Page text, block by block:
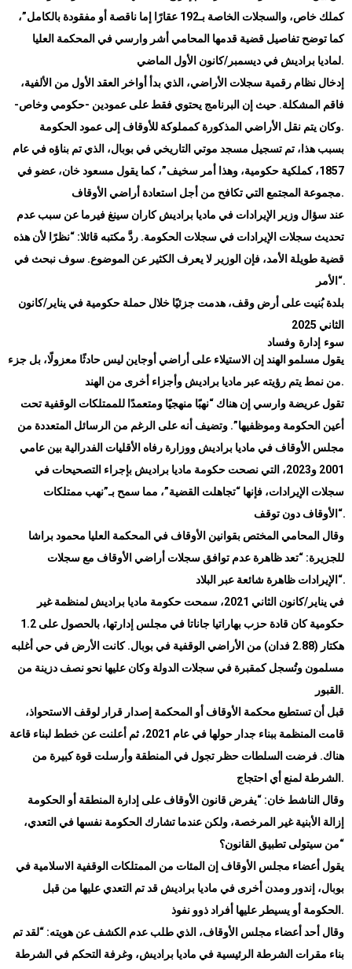
كملك خاص، والسجلات الخاصة بـ192 عقارًا إما ناقصة أو مفقودة بالكامل”،
كما توضح تفاصيل قضية قدمها المحامي أشر وارسي في المحكمة العليا
لماديا براديش في ديسمبر/كانون الأول الماضي.
إدخال نظام رقمية سجلات الأراضي، الذي بدأ أواخر العقد الأول من الألفية،
فاقم المشكلة. حيث إن البرنامج يحتوي فقط على عمودين -حكومي وخاص-
وكان يتم نقل الأراضي المذكورة كمملوكة للأوقاف إلى عمود الحكومة.
بسبب هذا، تم تسجيل مسجد موتي التاريخي في بوبال، الذي تم بناؤه في عام
1857، كملكية حكومية، وهذا أمر سخيف”، كما يقول مسعود خان، عضو في
مجموعة المجتمع التي تكافح من أجل استعادة أراضي الأوقاف.
عند سؤال وزير الإيرادات في ماديا براديش كاران سينغ فيرما عن سبب عدم
تحديث سجلات الإيرادات في سجلات الحكومة. ردَّ مكتبه قائلا: “نظرًا لأن هذه
قضية طويلة الأمد، فإن الوزير لا يعرف الكثير عن الموضوع. سوف نبحث في
الأمر “.
بلدة بُنيت على أرض وقف، هدمت جزئيًا خلال حملة حكومية في يناير/كانون
الثاني 2025
سوء إدارة وفساد
يقول مسلمو الهند إن الاستيلاء على أراضي أوجاين ليس حادثًا معزولًا، بل جزء
من نمط يتم رؤيته عبر ماديا براديش وأجزاء أخرى من الهند.
تقول عريضة وارسي إن هناك “نهبًا منهجيًا ومتعمدًا للممتلكات الوقفية تحت
أعين الحكومة وموظفيها”. وتضيف أنه على الرغم من الرسائل المتعددة من
مجلس الأوقاف في ماديا براديش ووزارة رفاه الأقليات الفدرالية بين عامي
2001 و2023، التي نصحت حكومة ماديا براديش بإجراء التصحيحات في
سجلات الإيرادات، فإنها “تجاهلت القضية”، مما سمح بـ”نهب ممتلكات
الأوقاف دون توقف “.
وقال المحامي المختص بقوانين الأوقاف في المحكمة العليا محمود براشا
للجزيرة: “تعد ظاهرة عدم توافق سجلات أراضي الأوقاف مع سجلات
الإيرادات ظاهرة شائعة عبر البلاد “.
في يناير/كانون الثاني 2021، سمحت حكومة ماديا براديش لمنظمة غير
حكومية كان قادة حزب بهاراتيا جاناتا في مجلس إدارتها، بالحصول على 1.2
هكتار (2.88 فدان) من الأراضي الوقفية في بوبال. كانت الأرض في حي أغلبه
مسلمون وتُسجل كمقبرة في سجلات الدولة وكان عليها نحو نصف دزينة من
القبور .
قبل أن تستطيع محكمة الأوقاف أو المحكمة إصدار قرار لوقف الاستحواذ،
قامت المنظمة ببناء جدار حولها في عام 2021، ثم أعلنت عن خطط لبناء قاعة
هناك. فرضت السلطات حظر تجول في المنطقة وأرسلت قوة كبيرة من
الشرطة لمنع أي احتجاج .
وقال الناشط خان: “يفرض قانون الأوقاف على إدارة المنطقة أو الحكومة
إزالة الأبنية غير المرخصة، ولكن عندما تشارك الحكومة نفسها في التعدي،
من سيتولى تطبيق القانون؟“
يقول أعضاء مجلس الأوقاف إن المئات من الممتلكات الوقفية الاسلامية في
بوبال، إندور ومدن أخرى في ماديا براديش قد تم التعدي عليها من قبل
الحكومة أو يسيطر عليها أفراد ذوو نفوذ .
وقال أحد أعضاء مجلس الأوقاف، الذي طلب عدم الكشف عن هويته: “لقد تم
بناء مقرات الشرطة الرئيسية في ماديا براديش، وغرفة التحكم في الشرطة